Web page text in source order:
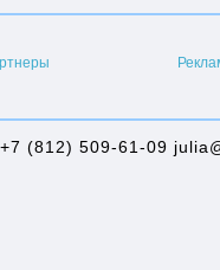
(812) 509-61-09